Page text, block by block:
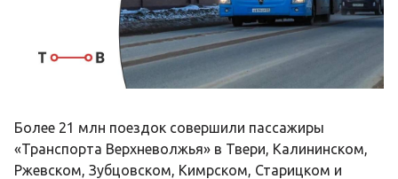
Более 21 млн поездок совершили пассажиры
«Транспорта Верхневолжья» в Твери, Калининском,
Ржевском, Зубцовском, Кимрском, Старицком и